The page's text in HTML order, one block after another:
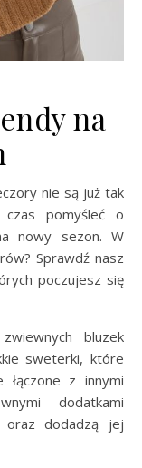
na
pomyśleć o
nowy sezon. W
Sprawdź nasz
poczujesz się
bluzek
sweterki, które
łączone z innymi
dodatkami
oraz dodadzą jej